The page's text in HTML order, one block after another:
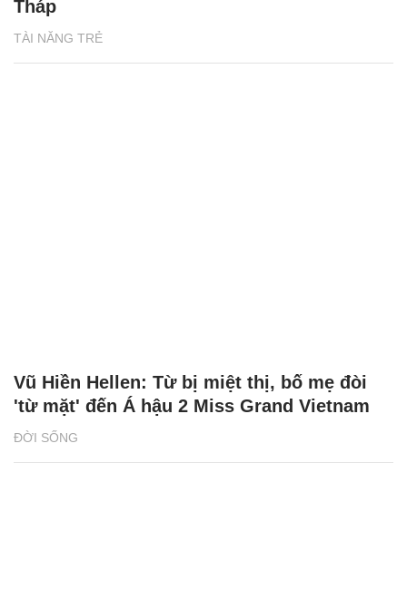
TÀI NĂNG TRẺ
Tháp
ĐỜI SỐNG
Vũ Hiền Hellen: Từ bị miệt thị, bố mẹ đòi
'từ mặt' đến Á hậu 2 Miss Grand Vietnam